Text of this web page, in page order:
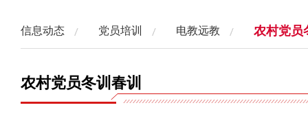
信息动态 党员培训 电教远教 农村党员
农村党员冬训春训